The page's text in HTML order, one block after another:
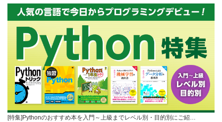
[特集]Pythonのおすすめ本を入門～上級までレベル別・目的別にご紹…